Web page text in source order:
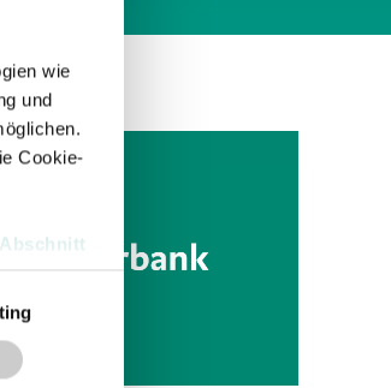
wie
und
Cookie-
Abschnitt
können